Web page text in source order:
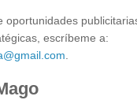
oportunidades
escríbeme a: